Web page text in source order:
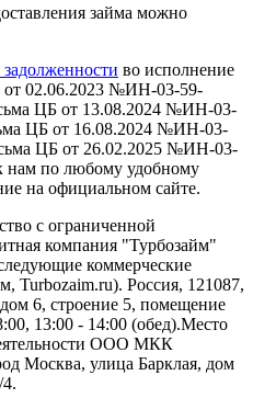
займа можно
во исполнение
02.06.2023 №ИН-03-59-
ЦБ от 13.08.2024 №ИН-03-
ЦБ от 16.08.2024 №ИН-03-
ЦБ от 26.02.2025 №ИН-03-
нам по любому удобному
на официальном сайте.
с ограниченной
компания "Турбозайм"
коммерческие
Turbozaim.ru). Россия, 121087,
6, строение 5, помещение
13:00 - 14:00 (обед).Место
ООО МКК
Москва, улица Барклая, дом